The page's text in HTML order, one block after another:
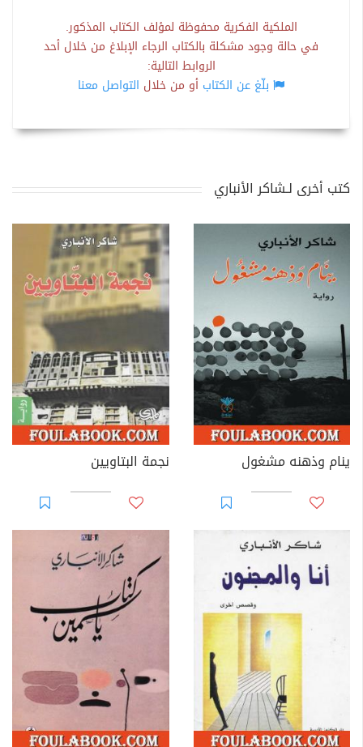
الملكية الفكرية محفوظة لمؤلف الكتاب المذكور.
في حالة وجود مشكلة بالكتاب الرجاء الإبلاغ من خلال أحد
الروابط التالية:
بلّغ عن الكتاب أو من خلال التواصل معنا
كتب أخرى لـشاكر الأنباري
ينام وذهنه مشغول نجمة البتاويين